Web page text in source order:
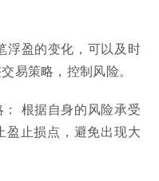
浮盈的变化，可以及时
易策略，控制风险。
根据自身的风险承受
盈止损点，避免出现大